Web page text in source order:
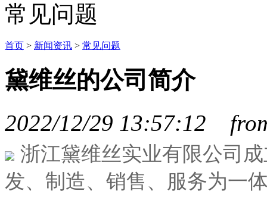
常见问题
首页 > 新闻资讯 > 常见问题
黛维丝的公司简介
2022/12/29 13:57:12
浙江黛维丝实业有限公司
发、制造、销售、服务为一